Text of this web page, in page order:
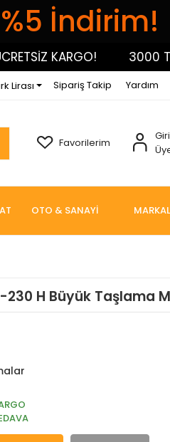
İndirim!
KARGO! 3000 TL
Lirası Sipariş Takip Yardım
Favorilerim
OTO & SANAYİ
230 H Büyük Taşlama